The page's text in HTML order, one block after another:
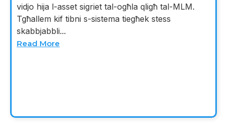
vidjo hija l-asset sigriet tal-ogħla qligħ tal-MLM.
Tgħallem kif tibni s-sistema tiegħek stess
skabbjabbli...
Read More